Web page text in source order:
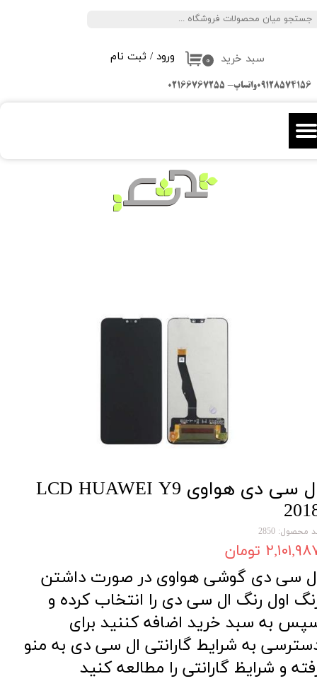
ورود / ثبت نام
تغییر گذر واژه
سفارشات
خروج از حساب کاربری
۰ سبد خرید
ال سی دی هواوی LCD HUAWEI Y9
محصول: 2850
تومان
سی دی گوشی هواوی در صورت داشتن
اول رنگ ال سی دی را انتخاب کرده و
به سبد خرید اضافه کننید برای
به شرایط گارانتی ال سی دی به منو
و شرایظ گارانتی را مطالعه کنید